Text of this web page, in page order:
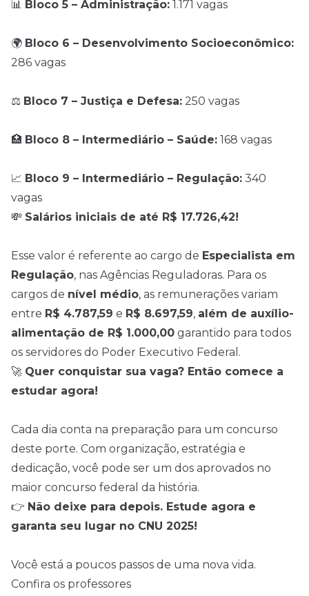
📊 Bloco 5 – Administração: 1.171 vagas
🌍 Bloco 6 – Desenvolvimento Socioeconômico:
286 vagas
⚖️ Bloco 7 – Justiça e Defesa: 250 vagas
🏥 Bloco 8 – Intermediário – Saúde: 168 vagas
📈 Bloco 9 – Intermediário – Regulação: 340
vagas
💸 Salários iniciais de até R$ 17.726,42!
Esse valor é referente ao cargo de Especialista em
Regulação, nas Agências Reguladoras. Para os
cargos de nível médio, as remunerações variam
entre R$ 4.787,59 e R$ 8.697,59, além de auxílio-
alimentação de R$ 1.000,00 garantido para todos
os servidores do Poder Executivo Federal.
🚀 Quer conquistar sua vaga? Então comece a
estudar agora!
Cada dia conta na preparação para um concurso
deste porte. Com organização, estratégia e
dedicação, você pode ser um dos aprovados no
maior concurso federal da história.
👉 Não deixe para depois. Estude agora e
garanta seu lugar no CNU 2025!
Você está a poucos passos de uma nova vida.
Confira os professores